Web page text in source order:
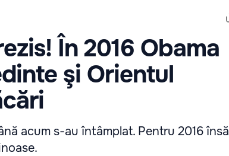
În 2016 Obama
şi Orientul
acum s-au întâmplat. Pentru 2016